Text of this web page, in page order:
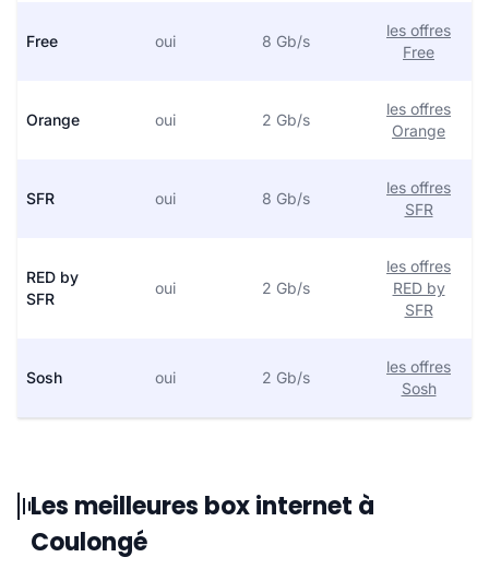
Free oui 8 Gb/s
les offres
Free
Orange oui 2 Gb/s
les offres
Orange
SFR oui 8 Gb/s
les offres
SFR
RED by
SFR
oui 2 Gb/s
les offres
RED by
SFR
Sosh oui 2 Gb/s
les offres
Sosh
Les meilleures box internet à
Coulongé